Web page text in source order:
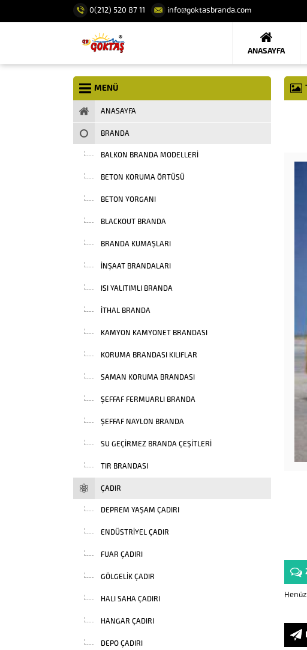
0(212) 520 87 11 info@goktasbranda.com
ANASAYFA
MENÜ
ANASAYFA
BRANDA
BALKON BRANDA MODELLERI
BETON KORUMA ÖRTÜSÜ
BETON YORGANI
BLACKOUT BRANDA
BRANDA KUMAŞLARI
INŞAAT BRANDALARI
ISI YALITIMLI BRANDA
İTHAL BRANDA
KAMYON KAMYONET BRANDASI
KORUMA BRANDASI KILIFLAR
SAMAN KORUMA BRANDASI
ŞEFFAF FERMUARLI BRANDA
ŞEFFAF NAYLON BRANDA
SU GEÇIRMEZ BRANDA ÇEŞITLERI
TIR BRANDASI
ÇADIR
DEPREM YAŞAM ÇADIRI
ENDÜSTRIYEL ÇADIR
FUAR ÇADIRI
GÖLGELIK ÇADIR
HALI SAHA ÇADIRI
HANGAR ÇADIRI
DEPO ÇADIRI